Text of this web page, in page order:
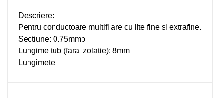
Descriere:
Pentru conductoare multifilare cu lite fine si extrafine.
Sectiune: 0.75mmp
Lungime tub (fara izolatie): 8mm
Lungimete